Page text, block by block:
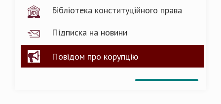
Бібліотека конституційного права
Підписка на новини
Повідом про корупцію